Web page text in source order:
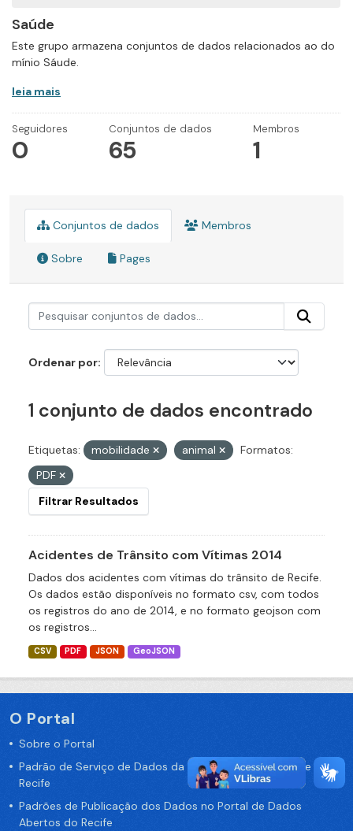
Saúde
Este grupo armazena conjuntos de dados relacionados ao do
mínio Sáude.
leia mais
Seguidores
0
Conjuntos de dados
65
Membros
1
Conjuntos de dados Membros
Sobre Pages
Ordenar por
1 conjunto de dados encontrado
Etiquetas: mobilidade animal
Formatos:
PDF
Filtrar Resultados
Acidentes de Trânsito com Vítimas 2014
Dados dos acidentes com vítimas do trânsito de Recife.
Os dados estão disponíveis no formato csv, com todos
os registros do ano de 2014, e no formato geojson com
os registros...
CSV PDF JSON GeoJSON
O Portal
Sobre o Portal
Padrão de Serviço de Dados da Prefeitura da Cidade de
Recife
Padrões de Publicação dos Dados no Portal de Dados
Abertos do Recife